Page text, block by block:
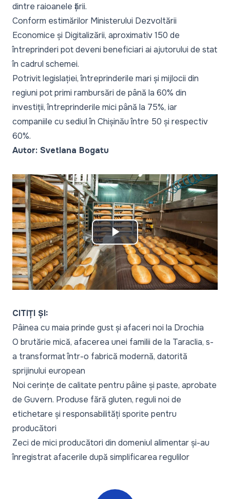
dintre raioanele țării.
Conform estimărilor Ministerului Dezvoltării
Economice și Digitalizării, aproximativ 150 de
întreprinderi pot deveni beneficiari ai ajutorului de stat
în cadrul schemei.
Potrivit legislației, întreprinderile mari și mijlocii din
regiuni pot primi rambursări de până la 60% din
investiții, întreprinderile mici până la 75%, iar
companiile cu sediul în Chișinău între 50 și respectiv
60%.
Autor: Svetlana Bogatu
Play
Video
CITIȚI ȘI:
Pâinea cu maia prinde gust și afaceri noi la Drochia
O brutărie mică, afacerea unei familii de la Taraclia, s-
a transformat într-o fabrică modernă, datorită
sprijinului european
Noi cerințe de calitate pentru pâine și paste, aprobate
de Guvern. Produse fără gluten, reguli noi de
etichetare și responsabilități sporite pentru
producători
Zeci de mici producători din domeniul alimentar și-au
înregistrat afacerile după simplificarea regulilor